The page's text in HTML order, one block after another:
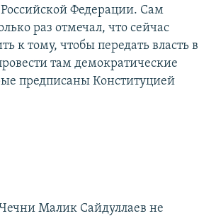
Российской Федерации. Сам
раз отмечал, что сейчас
к тому, чтобы передать власть в
там демократические
предписаны Конституцией
Чечни Малик Сайдуллаев не